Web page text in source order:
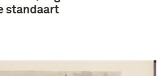
standaart